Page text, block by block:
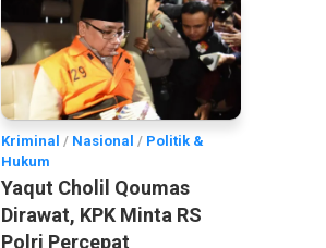
Kriminal / Nasional / Politik &
Hukum
Yaqut Cholil Qoumas
Dirawat, KPK Minta RS
Polri Percepat